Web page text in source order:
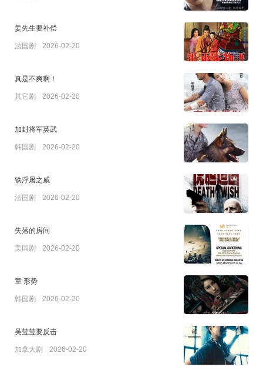
姜先生要补偿
法国剧 2026-02-20
真是不爽啊！
其它剧 2026-02-20
加封将军英武
韩国剧 2026-02-20
铁浮屠之威
法国剧 2026-02-20
失落的房间
美国剧 2026-02-20
章 形势
韩国剧 2026-02-20
吴莹莹要反击
加拿大剧 2026-02-20